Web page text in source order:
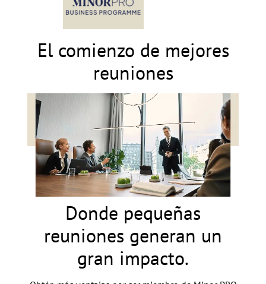
El comienzo de mejores
reuniones
Donde pequeñas
reuniones generan un
gran impacto.